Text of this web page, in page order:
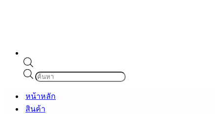
Products
search
หน้าหลัก
สินค้า